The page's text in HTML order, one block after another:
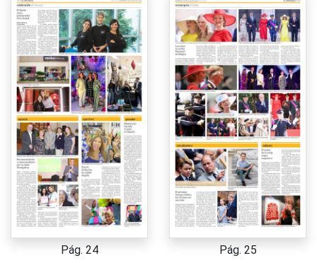
Pág. 24 Pág. 25